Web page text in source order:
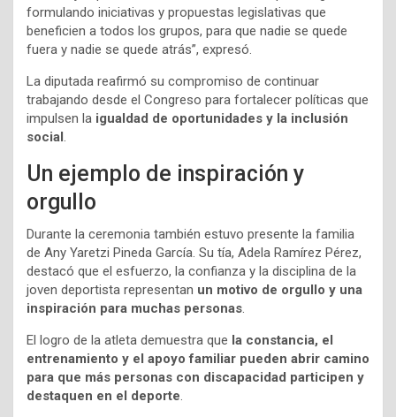
formulando iniciativas y propuestas legislativas que
beneficien a todos los grupos, para que nadie se quede
fuera y nadie se quede atrás”, expresó.
La diputada reafirmó su compromiso de continuar
trabajando desde el Congreso para fortalecer políticas que
impulsen la igualdad de oportunidades y la inclusión
social.
Un ejemplo de inspiración y
orgullo
Durante la ceremonia también estuvo presente la familia
de Any Yaretzi Pineda García. Su tía, Adela Ramírez Pérez,
destacó que el esfuerzo, la confianza y la disciplina de la
joven deportista representan un motivo de orgullo y una
inspiración para muchas personas.
El logro de la atleta demuestra que la constancia, el
entrenamiento y el apoyo familiar pueden abrir camino
para que más personas con discapacidad participen y
destaquen en el deporte.